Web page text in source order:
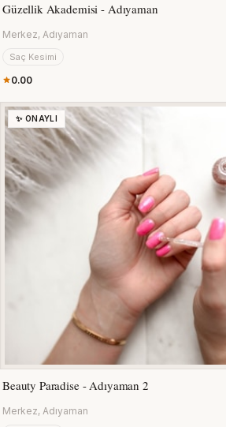
Güzellik Akademisi - Adıyaman
Merkez, Adıyaman
Saç Kesimi
0.00
✨ ONAYLI
Beauty Paradise - Adıyaman 2
Merkez, Adıyaman